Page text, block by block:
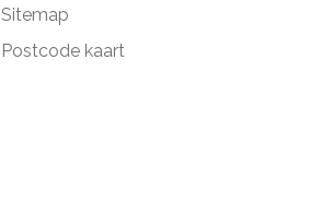
Sitemap
Postcode kaart